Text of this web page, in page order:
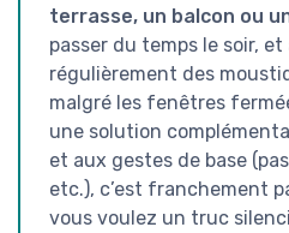
terrasse, un balcon ou
passer du temps le soir,
régulièrement des
malgré les fenêtres
une solution
et aux gestes de base
etc.), c’est franchement
vous voulez un truc